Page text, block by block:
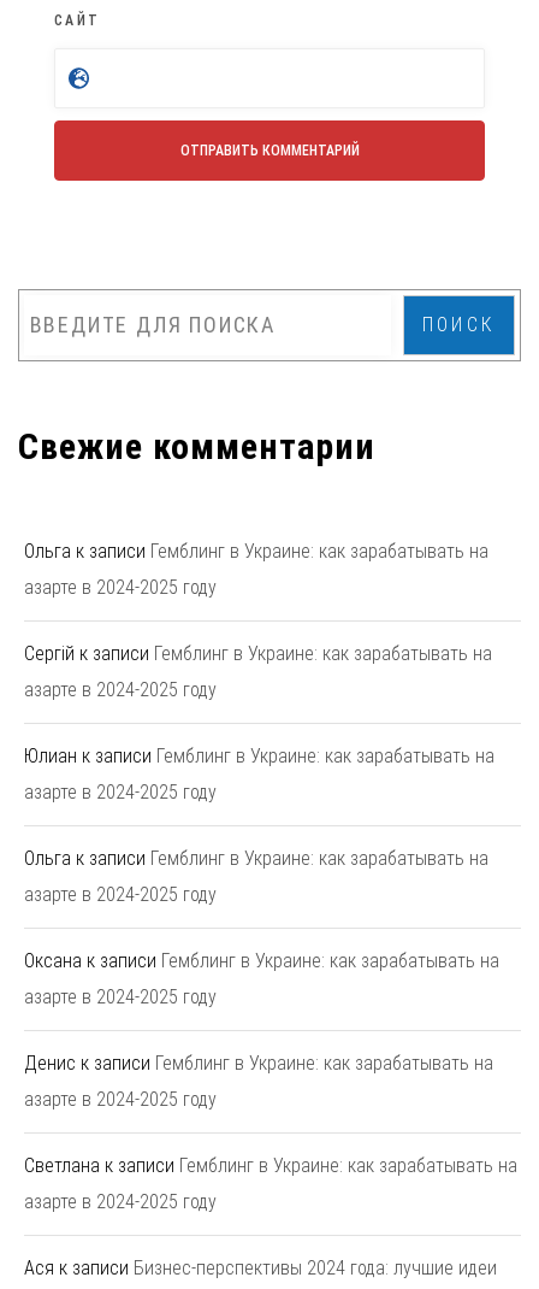
САЙТ
ПОИСК
Свежие комментарии
Ольга к записи Гемблинг в Украине: как зарабатывать на
азарте в 2024-2025 году
Сергій к записи Гемблинг в Украине: как зарабатывать на
азарте в 2024-2025 году
Юлиан к записи Гемблинг в Украине: как зарабатывать на
азарте в 2024-2025 году
Ольга к записи Гемблинг в Украине: как зарабатывать на
азарте в 2024-2025 году
Оксана к записи Гемблинг в Украине: как зарабатывать на
азарте в 2024-2025 году
Денис к записи Гемблинг в Украине: как зарабатывать на
азарте в 2024-2025 году
Светлана к записи Гемблинг в Украине: как зарабатывать на
азарте в 2024-2025 году
Ася к записи Бизнес-перспективы 2024 года: лучшие идеи